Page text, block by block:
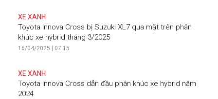
XE XANH
Toyota Innova Cross bị Suzuki XL7 qua mặt trên phân
khúc xe hybrid tháng 3/2025
16/04/2025 | 07:15
XE XANH
Toyota Innova Cross dẫn đầu phân khúc xe hybrid năm
2024